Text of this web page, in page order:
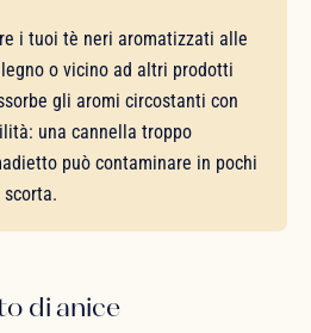
i tuoi tè neri aromatizzati alle
o vicino ad altri prodotti
gli aromi circostanti con
una cannella troppo
può contaminare in pochi
di anice